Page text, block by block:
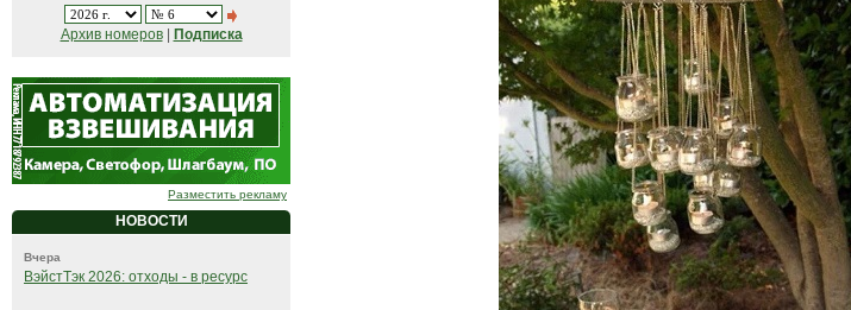
Архив номеров| Подписка
Разместить рекламу
НОВОСТИ
Вчера
ВэйстТэк 2026: отходы - в ресурс